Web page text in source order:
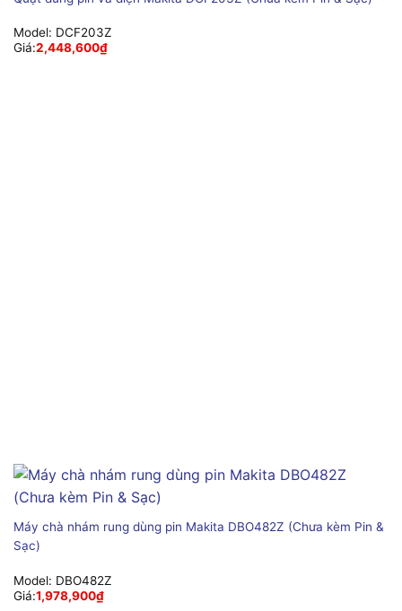
Model: DCF203Z
Giá:2,448,600₫
Máy chà nhám rung dùng pin Makita DBO482Z (Chưa kèm Pin &
Sạc)
Model: DBO482Z
Giá:1,978,900₫